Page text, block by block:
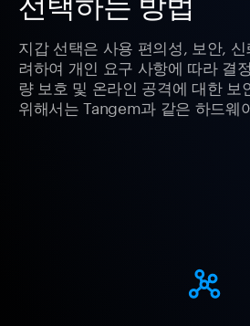
지갑 선택은 사용 편의성, 보안,
려하여 개인 요구 사항에 따라 결
량 보호 및 온라인 공격에 대한 보
위해서는 Tangem과 같은 하드웨